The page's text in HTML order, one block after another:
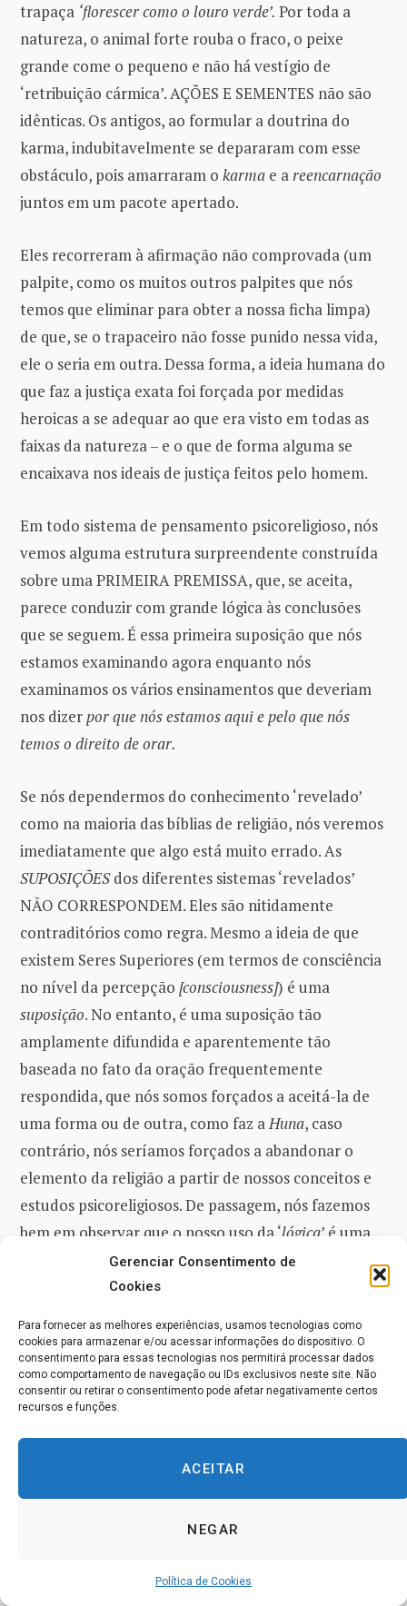
Gerenciar Consentimento de
Cookies
Para fornecer as melhores experiências, usamos tecnologias como
cookies para armazenar e/ou acessar informações do dispositivo. O
consentimento para essas tecnologias nos permitirá processar dados
como comportamento de navegação ou IDs exclusivos neste site. Não
consentir ou retirar o consentimento pode afetar negativamente certos
recursos e funções.
ACEITAR
NEGAR
Política de Cookies
trapaça ‘florescer como o louro verde’. Por toda a
natureza, o animal forte rouba o fraco, o peixe
grande come o pequeno e não há vestígio de
‘retribuição cármica’. AÇÕES E SEMENTES não são
idênticas. Os antigos, ao formular a doutrina do
karma, indubitavelmente se depararam com esse
obstáculo, pois amarraram o karma e areencarnação
juntos em um pacote apertado.
Eles recorreram à afirmação não comprovada (um
palpite, como os muitos outros palpites que nós
temos que eliminar para obter a nossa ficha limpa)
de que, se o trapaceiro não fosse punido nessa vida,
ele o seria em outra. Dessa forma, a ideia humana do
que faz a justiça exata foi forçada por medidas
heroicas a se adequar ao que era visto em todas as
faixas da natureza – e o que de forma alguma se
encaixava nos ideais de justiça feitos pelo homem.
Em todo sistema de pensamento psicoreligioso, nós
vemos alguma estrutura surpreendente construída
sobre uma PRIMEIRA PREMISSA, que, se aceita,
parece conduzir com grande lógica às conclusões
que se seguem. É essa primeira suposição que nós
estamos examinando agora enquanto nós
examinamos os vários ensinamentos que deveriam
nos dizerpor que nós estamos aqui e pelo que nós
temos o direito de orar.
Se nós dependermos do conhecimento ‘revelado’
como na maioria das bíblias de religião, nós veremos
imediatamente que algo está muito errado. As
SUPOSIÇÕESdos diferentes sistemas ‘revelados’
NÃO CORRESPONDEM. Eles são nitidamente
contraditórios como regra. Mesmo a ideia de que
existem Seres Superiores (em termos de consciência
no nível da percepção [consciousness]) é uma
suposição. No entanto, é uma suposição tão
amplamente difundida e aparentemente tão
baseada no fato da oração frequentemente
respondida, que nós somos forçados a aceitá-la de
uma forma ou de outra, como faz aHuna, caso
contrário, nós seríamos forçados a abandonar o
elemento da religião a partir de nossos conceitos e
estudos psicoreligiosos. De passagem, nós fazemos
bem em observar que o nosso uso da ‘lógica’ é uma
ferramenta pouco confiável para medir os materiais
com os quais nós estamos lidando. As doutrinas do
entretanto APENAS se não olharmos muito de
perto a primeira premissa. A mesma fraqueza é
revelada em todo sistema em que a ideia de uma
Tomemos o exemplo de assumir que Deus TEM QUE
ser a soma total de todas as coisas criadas. Isso
suposição, entretanto, então segue-
e que Ele tem que, portanto, ser TUDO O QUE